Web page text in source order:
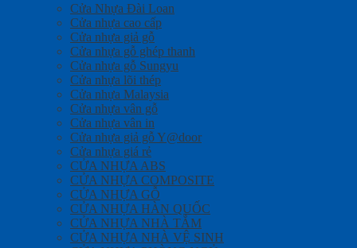
Cửa Nhựa Đài Loan
Cửa nhựa cao cấp
Cửa nhựa giả gỗ
Cửa nhựa gỗ ghép thanh
Cửa nhựa gỗ Sungyu
Cửa nhựa lõi thép
Cửa nhựa Malaysia
Cửa nhựa vân gỗ
Cửa nhựa vân in
Cửa nhựa giả gỗ Y@door
Cửa nhựa giá rẻ
CỬA NHỰA ABS
CỬA NHỰA COMPOSITE
CỬA NHỰA GỖ
CỬA NHỰA HÀN QUỐC
CỬA NHỰA NHÀ TẮM
CỬA NHỰA NHÀ VỆ SINH